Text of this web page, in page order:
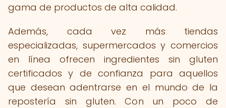
gama de productos de alta calidad.
Además, cada vez más tiendas
especializadas, supermercados y comercios
en línea ofrecen ingredientes sin gluten
certificados y de confianza para aquellos
que desean adentrarse en el mundo de la
repostería sin gluten. Con un poco de